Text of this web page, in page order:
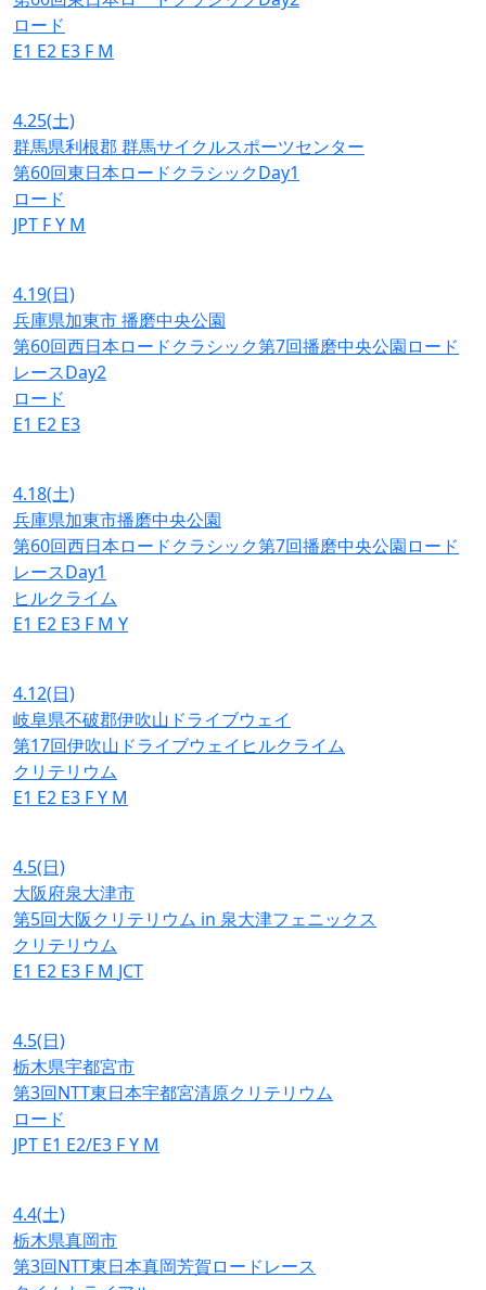
ロード
E1 E2 E3 F M
4.25(土)
群馬県利根郡 群馬サイクルスポーツセンター
第60回東日本ロードクラシックDay1
ロード
JPT FY M
4.19(日)
兵庫県加東市 播磨中央公園
第60回西日本ロードクラシック第7回播磨中央公園ロード
レースDay2
ロード
E1 E2 E3
4.18(土)
兵庫県加東市播磨中央公園
第60回西日本ロードクラシック第7回播磨中央公園ロード
レースDay1
ヒルクライム
E1 E2 E3 F M Y
4.12(日)
岐阜県不破郡伊吹山ドライブウェイ
第17回伊吹山ドライブウェイヒルクライム
クリテリウム
E1 E2 E3 FY M
4.5(日)
大阪府泉大津市
第5回大阪クリテリウム in 泉大津フェニックス
クリテリウム
E1 E2 E3 F M JCT
4.5(日)
栃木県宇都宮市
第3回NTT東日本宇都宮清原クリテリウム
ロード
JPT E1 E2/E3 FY M
4.4(土)
栃木県真岡市
第3回NTT東日本真岡芳賀ロードレース